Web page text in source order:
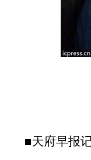
■天府早报记